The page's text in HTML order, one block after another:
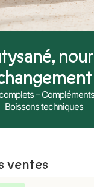
–
Boissons techniques
ventes